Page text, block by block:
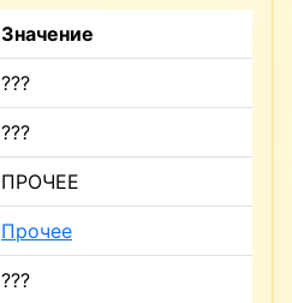
Значение
???
???
ПРОЧЕЕ
Прочее
???